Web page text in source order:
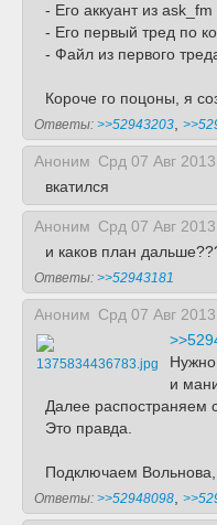
- Его аккуант из ask_fm
- Его первый тред по
- Файл из первого
Короче го поцоны, я
Ответы: >>52943203
Аноним Срд 07 Авг
вкатился
Аноним Срд 07 Авг
и каков план
Ответы: >>52943181
Аноним Срд 07 Авг
1375834436783.jpg
Нужно
и
Далее распостраняем
Это правда.
Подключаем Вольнова,
Ответы: >>52948098